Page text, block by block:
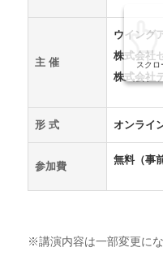
主 催
ウイング
株式会社
株式会社
形 式 オンライ
参加費
無料（事
スクロ
※講演内容は一部変更に